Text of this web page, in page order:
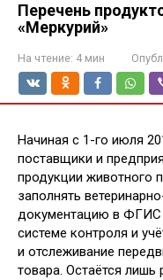
Перечень
«Меркурий»
На чтение: 4 мин
Начиная с 1-го июля
поставщики и
продукции животного
заполнять
документацию в ФГИС
системе контроля и
и отслеживание
товара. Остаётся